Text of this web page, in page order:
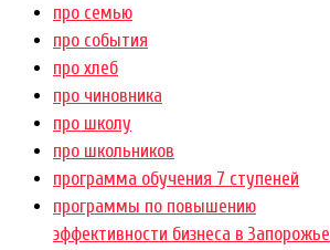
про семью
про события
про хлеб
про чиновника
про школу
про школьников
программа обучения 7 ступеней
программы по повышению
эффективности бизнеса в Запорожье